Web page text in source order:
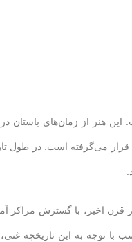
این هنر از زمان‌های باستان
می‌گرفته است. در طول
قرن اخیر، با گسترش مراکز
توجه به این تاریخچه غنی،